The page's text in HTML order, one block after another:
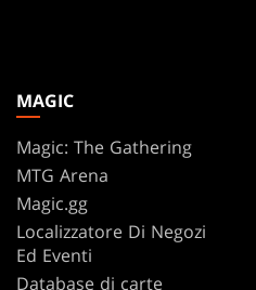
MAGIC
Magic: The Gathering
MTG Arena
Magic.gg
Localizzatore Di Negozi
Ed Eventi
Database di carte